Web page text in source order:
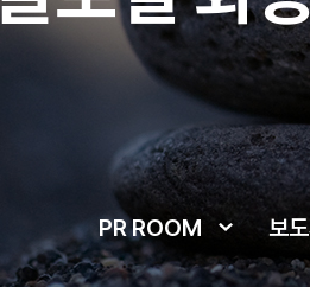
PR ROOM 보